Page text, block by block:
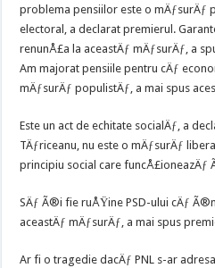
problema pensiilor este o mÄƒsurÄƒ
electoral, a declarat premierul.
renunÅ£a la aceastÄƒ mÄƒsurÄƒ, a
Am majorat pensiile pentru cÄƒ
mÄƒsurÄƒ populistÄƒ, a mai spus
Este un act de echitate socialÄƒ, a
TÄƒriceanu, nu este o mÄƒsurÄƒ
principiu social care funcÅ£ioneazÄƒ
SÄƒ Ã®i fie ruÅŸine PSD-ului cÄƒ
aceastÄƒ mÄƒsurÄƒ, a mai spus
Ar fi o tragedie dacÄƒ PNL s-ar